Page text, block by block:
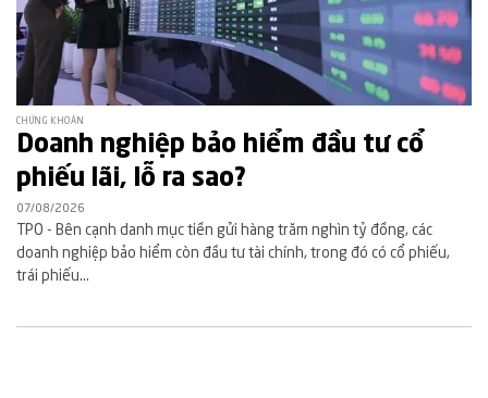
CHỨNG KHOÁN
Doanh nghiệp bảo hiểm đầu tư cổ
phiếu lãi, lỗ ra sao?
07/08/2026
TPO - Bên cạnh danh mục tiền gửi hàng trăm nghìn tỷ đồng, các
doanh nghiệp bảo hiểm còn đầu tư tài chính, trong đó có cổ phiếu,
trái phiếu...